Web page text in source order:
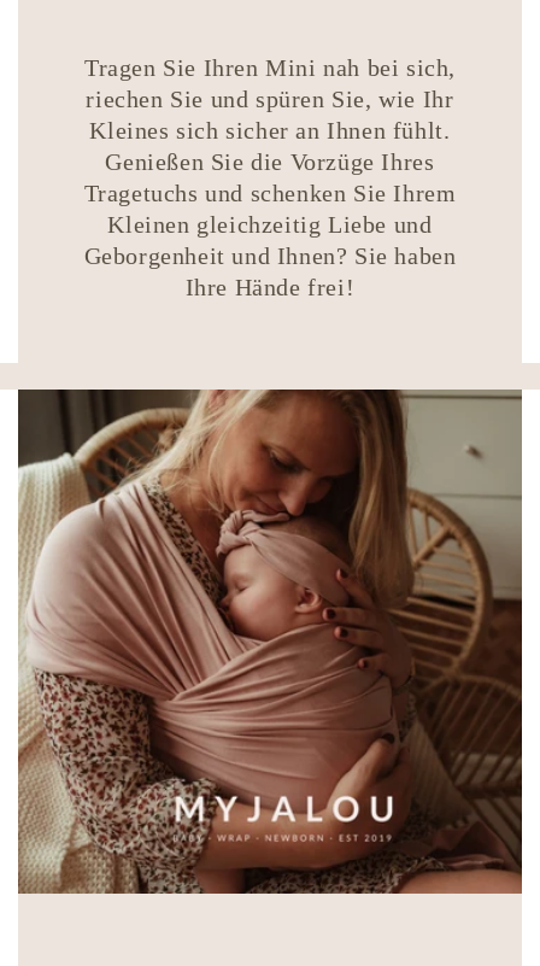
Tragen Sie Ihren Mini nah bei sich,
riechen Sie und spüren Sie, wie Ihr
Kleines sich sicher an Ihnen fühlt.
Genießen Sie die Vorzüge Ihres
Tragetuchs und schenken Sie Ihrem
Kleinen gleichzeitig Liebe und
Geborgenheit und Ihnen? Sie haben
Ihre Hände frei!